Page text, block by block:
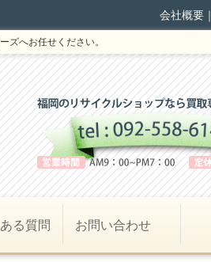
会社概要｜
へお任せください。
る質問 お問い合わせ